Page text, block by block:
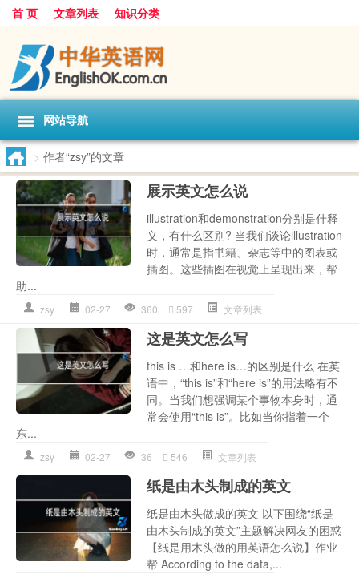
首 页 文章列表 知识分类
网站导航
> 作者“zsy”的文章
展示英文怎么说
illustration和demonstration分别是什释
义，有什么区别? 当我们谈论illustration
时，通常是指书籍、杂志等中的图表或
插图。这些插图在视觉上呈现出来，帮
助...
zsy 02-27 360 597 文章列表
这是英文怎么写
this is …和here is…的区别是什么 在英
语中，“this is”和“here is”的用法略有不
同。当我们想强调某个事物本身时，通
常会使用“this is”。比如当你指着一个
东...
zsy 02-27 36 546 文章列表
纸是由木头制成的英文
纸是由木头做成的英文 以下围绕“纸是
由木头制成的英文”主题解决网友的困惑
【纸是用木头做的用英语怎么说】作业
帮 According to the data,...